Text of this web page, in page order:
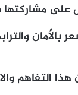
على
بالأمان
التفاهم